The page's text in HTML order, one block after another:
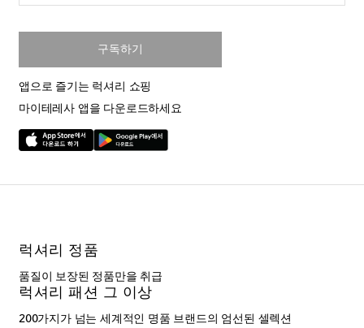
구독하기
앱으로 즐기는 럭셔리 쇼핑
마이테레사 앱을 다운로드하세요
럭셔리 정품
품질이 보장된 정품만을 취급
럭셔리 패션 그 이상
200가지가 넘는 세계적인 명품 브랜드의 엄선된 셀렉션